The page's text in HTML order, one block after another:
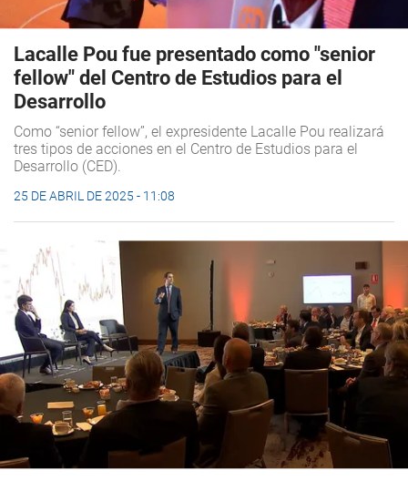
Lacalle Pou fue presentado como "senior
fellow" del Centro de Estudios para el
Desarrollo
Como “senior fellow”, el expresidente Lacalle Pou realizará
tres tipos de acciones en el Centro de Estudios para el
Desarrollo (CED).
25 DE ABRIL DE 2025 - 11:08